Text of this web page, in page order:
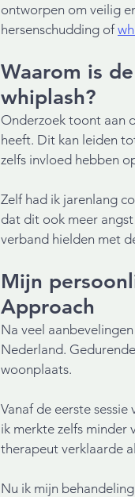
ontworpen om veilig
hersenschudding of
Waarom is
whiplash?
Onderzoek toont aan
heeft. Dit kan leiden
zelfs invloed hebben
Zelf had ik jarenlang
dat dit ook meer
verband hielden met
Mijn
Approach
Na veel
Nederland.
woonplaats.
Vanaf de eerste
ik merkte zelfs minder
therapeut verklaarde
Nu ik mijn